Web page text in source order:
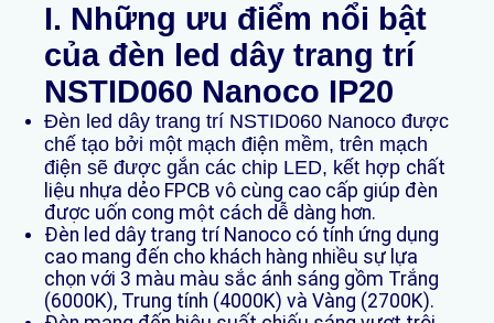
I. Những ưu điểm nổi bật
của đèn led dây trang trí
NSTID060 Nanoco IP20
Đèn led dây trang trí NSTID060 Nanoco được
chế tạo bởi một mạch điện mềm, trên mạch
điện sẽ được gắn các chip LED, kết hợp chất
liệu nhựa dẻo FPCB vô cùng cao cấp giúp đèn
được uốn cong một cách dễ dàng hơn.
Đèn led dây trang trí Nanoco có tính ứng dụng
cao mang đến cho khách hàng nhiều sự lựa
chọn với 3 màu màu sắc ánh sáng gồm Trắng
(6000K), Trung tính (4000K) và Vàng (2700K).